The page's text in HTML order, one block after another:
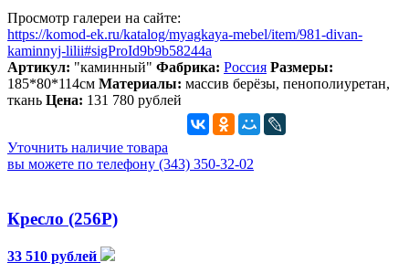
Просмотр галереи на сайте:
https://komod-ek.ru/katalog/myagkaya-mebel/item/981-divan-
kaminnyj-lilii#sigProId9b9b58244a
Артикул: "каминный" Фабрика: Россия Размеры:
185*80*114см Материалы: массив берёзы, пенополиуретан,
ткань Цена: 131 780 рублей
Уточнить наличие товара
вы можете по телефону (343) 350-32-02
Кресло (256Р)
33 510 рублей